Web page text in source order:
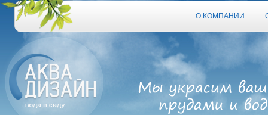
О КОМПАНИИ